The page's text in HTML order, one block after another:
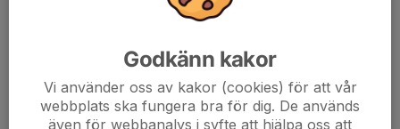
Godkänn kakor
Vi använder oss av kakor (cookies) för att vår
webbplats ska fungera bra för dig. De används
även för webbanalys i syfte att hjälpa oss att